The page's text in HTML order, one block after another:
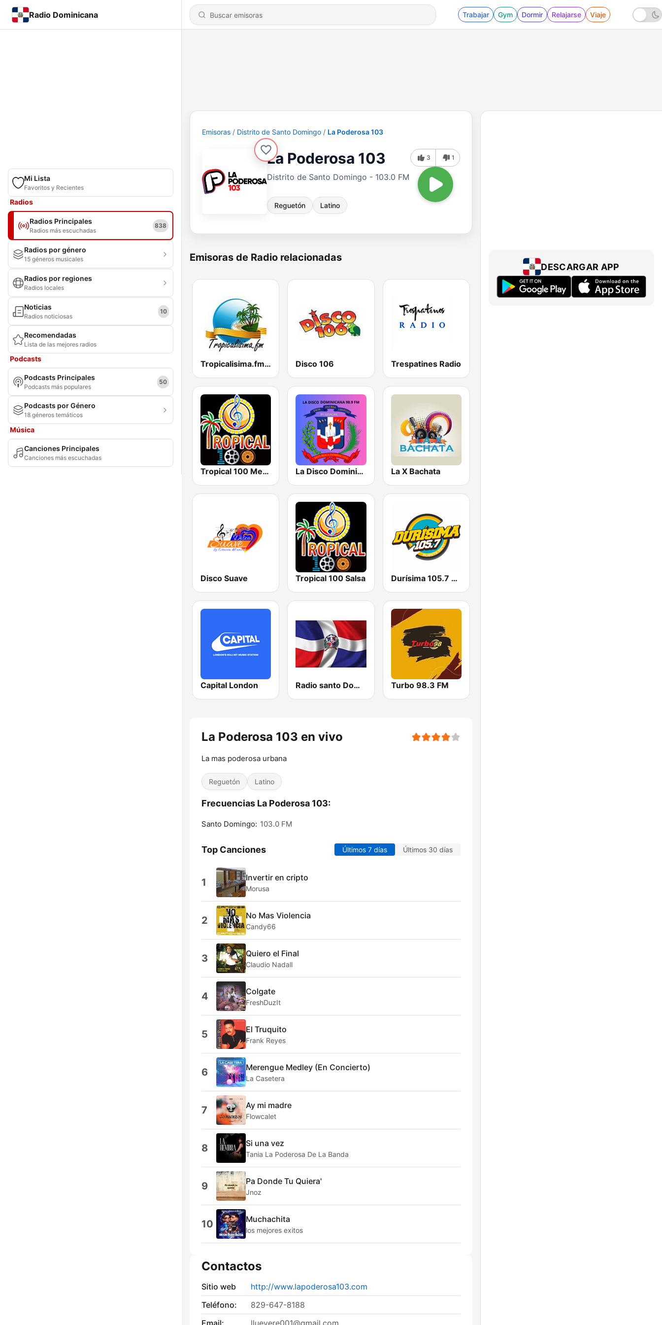
Radio Dominicana Trabajar Gym Dormir Relajarse Viaje
Mi Lista
Favoritos y Recientes
Radios
Radios Principales
Radios más escuchadas
838
Radios por género
15 géneros musicales
Radios por regiones
Radios locales
Noticias
Radios noticiosas
10
Recomendadas
Lista de las mejores radios
Podcasts
Podcasts Principales
Podcasts más populares
50
Podcasts por Género
18 géneros temáticos
Música
Canciones Principales
Canciones más escuchadas
Emisoras Distrito de Santo Domingo La Poderosa 103
La Poderosa 103
Distrito de Santo Domingo - 103.0 FM
Reguetón Latino
3 1
Emisoras de Radio relacionadas
Tropicalisima.fm - Merengue Disco 106 Trespatines Radio
Tropical 100 Merengue La Disco Dominicana 98.9 FM La X Bachata
Disco Suave Tropical 100 Salsa Durísima 105.7 FM
Capital London Radio santo Domingo 106.5 Turbo 98.3 FM
La Poderosa 103 en vivo
La mas poderosa urbana
Reguetón Latino
Frecuencias La Poderosa 103:
Santo Domingo: 103.0 FM
Top Canciones Últimos 7 días Últimos 30 días
1 Invertir en cripto
Morusa
2 No Mas Violencia
Candy66
3 Quiero el Final
Claudio Nadall
4 Colgate
FreshDuzIt
5 El Truquito
Frank Reyes
6 Merengue Medley (En Concierto)
La Casetera
7 Ay mi madre
Flowcalet
8 Si una vez
Tania La Poderosa De La Banda
9 Pa Donde Tu Quiera'
Jnoz
10 Muchachita
los mejores exitos
Contactos
Sitio web
http://www.lapoderosa103.com
Teléfono:
829-647-8188
DESCARGAR APP